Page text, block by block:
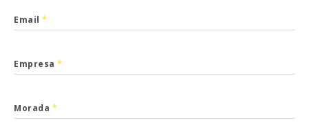
Email *
Empresa *
Morada *